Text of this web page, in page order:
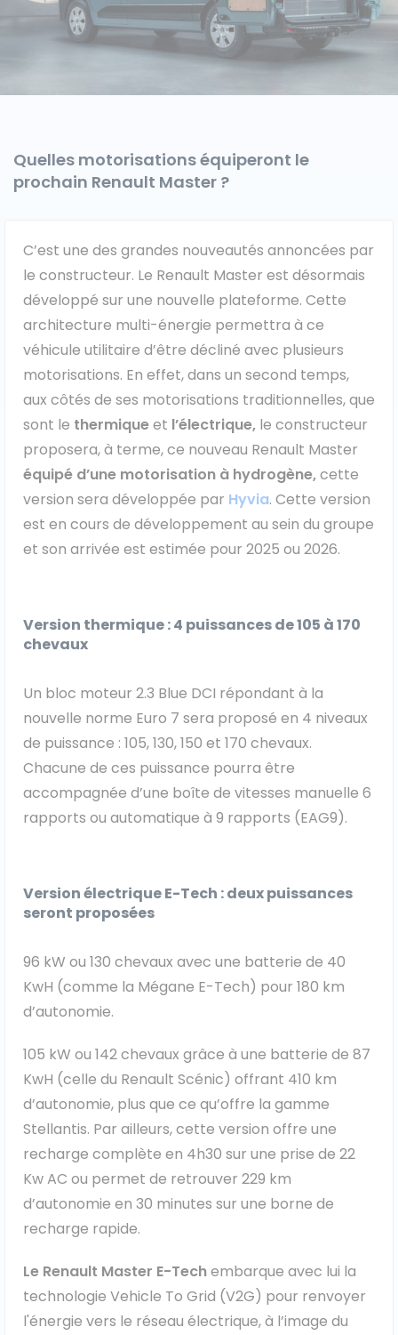
Quelles motorisations équiperont le
prochain Renault Master ?
C’est une des grandes nouveautés annoncées par
le constructeur. Le Renault Master est désormais
développé sur une nouvelle plateforme. Cette
architecture multi-énergie permettra à ce
véhicule utilitaire d’être décliné avec plusieurs
motorisations. En effet, dans un second temps,
aux côtés de ses motorisations traditionnelles, que
sont le thermiqueet l’électrique, le constructeur
proposera, à terme, ce nouveau Renault Master
équipé d’une motorisation à hydrogène,cette
version sera développée par Hyvia. Cette version
est en cours de développement au sein du groupe
et son arrivée est estimée pour 2025 ou 2026.
Version thermique : 4 puissances de 105 à 170
chevaux
Un bloc moteur 2.3 Blue DCI répondant à la
nouvelle norme Euro 7 sera proposé en 4 niveaux
de puissance : 105, 130, 150 et 170 chevaux.
Chacune de ces puissance pourra être
accompagnée d’une boîte de vitesses manuelle 6
rapports ou automatique à 9 rapports (EAG9).
Version électrique E-Tech : deux puissances
seront proposées
96 kW ou 130 chevaux avec une batterie de 40
KwH (comme la Mégane E-Tech) pour 180 km
d’autonomie.
105 kW ou 142 chevaux grâce à une batterie de 87
KwH (celle du Renault Scénic) offrant 410 km
d’autonomie, plus que ce qu’offre la gamme
Stellantis. Par ailleurs, cette version offre une
recharge complète en 4h30 sur une prise de 22
Kw AC ou permet de retrouver 229 km
d’autonomie en 30 minutes sur une borne de
recharge rapide.
Le Renault Master E-Techembarque avec lui la
technologie Vehicle To Grid (V2G) pour renvoyer
l'énergie vers le réseau électrique, à l’image du